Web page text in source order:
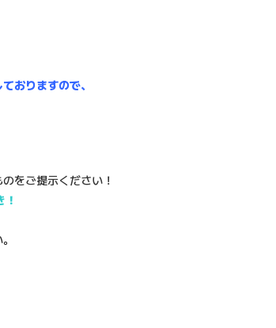
おりますので、
をご提示ください！